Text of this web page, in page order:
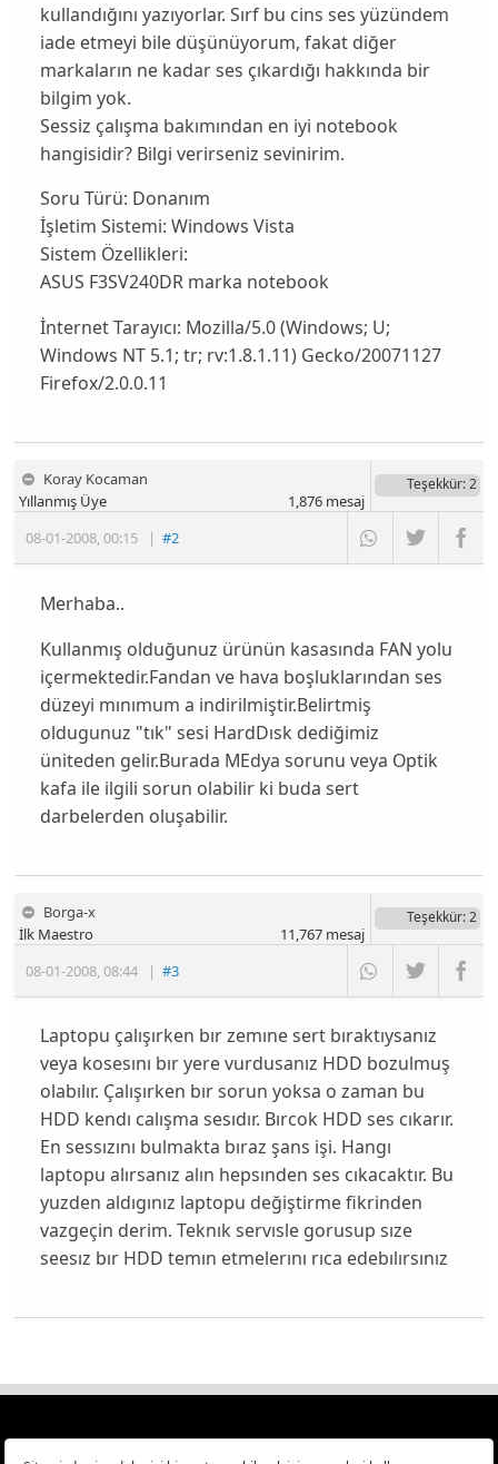
kullandığını yazıyorlar. Sırf bu cins ses yüzündem
iade etmeyi bile düşünüyorum, fakat diğer
markaların ne kadar ses çıkardığı hakkında bir
bilgim yok.
Sessiz çalışma bakımından en iyi notebook
hangisidir? Bilgi verirseniz sevinirim.
Soru Türü: Donanım
İşletim Sistemi: Windows Vista
Sistem Özellikleri:
ASUS F3SV240DR marka notebook
İnternet Tarayıcı: Mozilla/5.0 (Windows; U;
Windows NT 5.1; tr; rv:1.8.1.11) Gecko/20071127
Firefox/2.0.0.11
Koray Kocaman
08-01-2008,00:15 |#2
Yıllanmış Üye
Teşekkür: 2
1,876mesaj
Merhaba..
Kullanmış olduğunuz ürünün kasasında FAN yolu
içermektedir.Fandan ve hava boşluklarından ses
düzeyi mınımum a indirilmiştir.Belirtmiş
oldugunuz "tık" sesi HardDısk dediğimiz
üniteden gelir.Burada MEdya sorunu veya Optik
kafa ile ilgili sorun olabilir ki buda sert
darbelerden oluşabilir.
Borga-x
08-01-2008,08:44 |#3
İlk Maestro
Teşekkür: 2
11,767mesaj
Laptopu çalışırken bır zemıne sert bıraktıysanız
veya kosesını bır yere vurdusanız HDD bozulmuş
olabılır. Çalışırken bır sorun yoksa o zaman bu
HDD kendı calışma sesıdır. Bırcok HDD ses cıkarır.
En sessızını bulmakta bıraz şans işi. Hangı
laptopu alırsanız alın hepsınden ses cıkacaktır. Bu
yuzden aldıgınız laptopu değiştirme fikrinden
vazgeçin derim. Teknık servısle gorusup sıze
seesız bır HDD temın etmelerını rıca edebılırsınız